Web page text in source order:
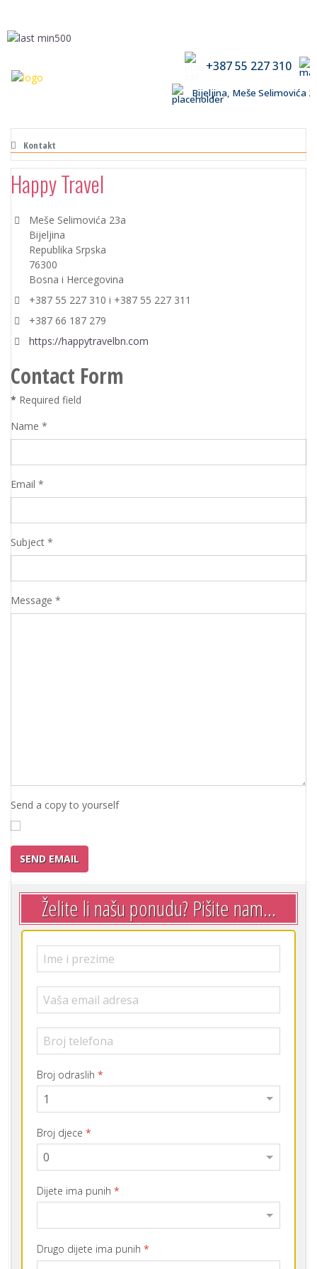
+387 55 227 310
Bijeljina, Meše Selimovića
Kontakt
Happy Travel
Address
Meše Selimovića 23a
Bijeljina
Republika Srpska
76300
Bosna i Hercegovina
Phone
+387 55 227 310 i +387 55 227 311
Mobile
+387 66 187 279
Website
https://happytravelbn.com
Contact Form
* Required field
Name *
Email *
Subject *
Message *
Send a copy to yourself
SEND EMAIL
Želite li našu ponudu? Pišite nam...
Broj odraslih *
Broj djece *
Dijete ima punih *
Drugo dijete ima punih *